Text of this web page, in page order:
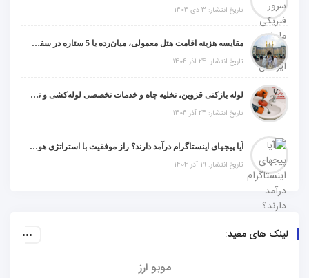
تاریخ انتشار: 3 دی 1404
مقایسه هزینه اقامت هتل معمولی، میان‌رده یا 5 ستاره در سفر زیارتی عراق
تاریخ انتشار: 24 آذر 1404
لوله بازکنی قزوین، تخلیه چاه و خدمات تخصصی لوله‌کشی و تشخیص ترکیدگی
تاریخ انتشار: 24 آذر 1404
آیا پیجهای اینستاگرام درآمد دارند؟ راز موفقیت با استراتژی هوشمندانه
تاریخ انتشار: 19 آذر 1404
لینک های مفید:
موبو ارز